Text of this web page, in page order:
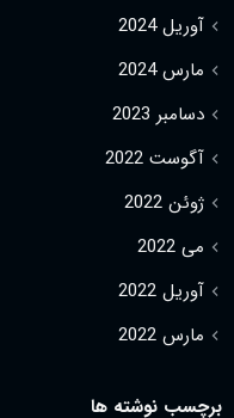
آوریل 2024
مارس 2024
دسامبر 2023
آگوست 2022
ژوئن 2022
می 2022
آوریل 2022
مارس 2022
برچسب نوشته ها